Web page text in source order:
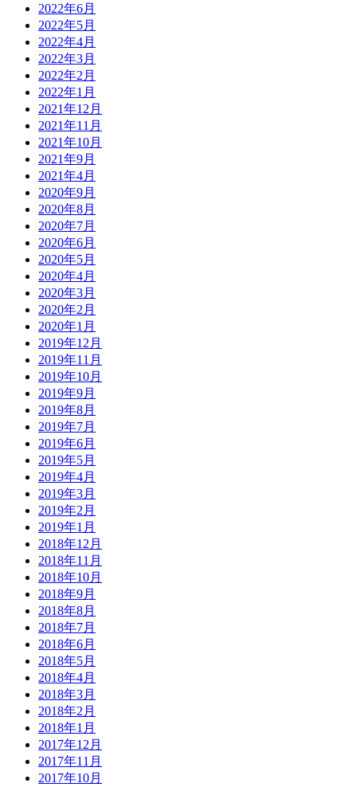
2022年6月
2022年5月
2022年4月
2022年3月
2022年2月
2022年1月
2021年12月
2021年11月
2021年10月
2021年9月
2021年4月
2020年9月
2020年8月
2020年7月
2020年6月
2020年5月
2020年4月
2020年3月
2020年2月
2020年1月
2019年12月
2019年11月
2019年10月
2019年9月
2019年8月
2019年7月
2019年6月
2019年5月
2019年4月
2019年3月
2019年2月
2019年1月
2018年12月
2018年11月
2018年10月
2018年9月
2018年8月
2018年7月
2018年6月
2018年5月
2018年4月
2018年3月
2018年2月
2018年1月
2017年12月
2017年11月
2017年10月